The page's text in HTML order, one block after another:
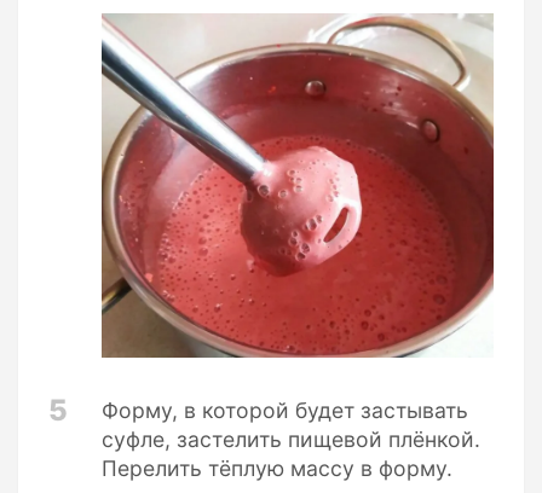
5
Форму, в которой будет застывать
суфле, застелить пищевой плёнкой.
Перелить тёплую массу в форму.